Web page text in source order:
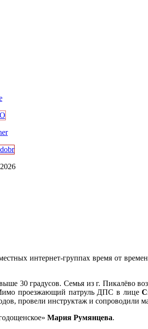
интернет-группах время от
30 градусов. Семья из г. Пикалёво
Мимо проезжающий патруль ДПС в лице
провели инструктаж и сопроводили
Мария Румянцева.